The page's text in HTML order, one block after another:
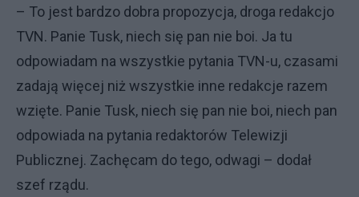
– To jest bardzo dobra propozycja, droga redakcjo
TVN. Panie Tusk, niech się pan nie boi. Ja tu
odpowiadam na wszystkie pytania TVN-u, czasami
zadają więcej niż wszystkie inne redakcje razem
wzięte. Panie Tusk, niech się pan nie boi, niech pan
odpowiada na pytania redaktorów Telewizji
Publicznej. Zachęcam do tego, odwagi – dodał
szef rządu.